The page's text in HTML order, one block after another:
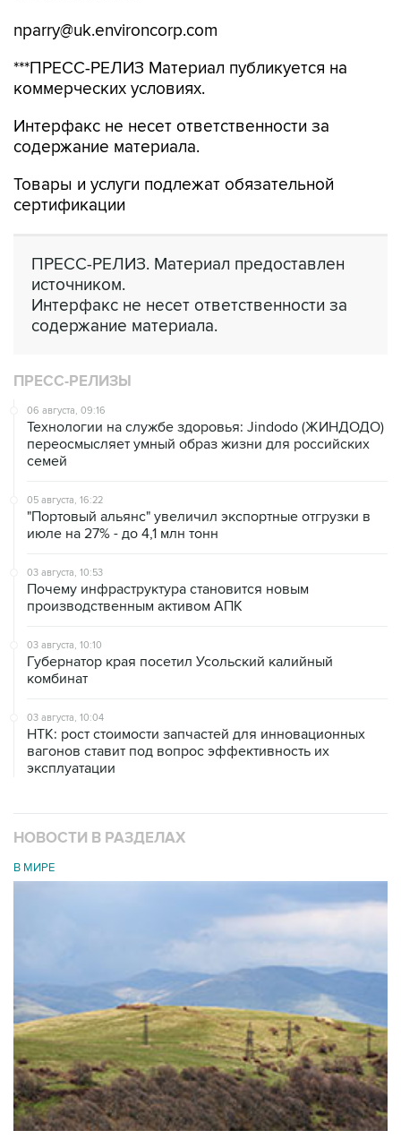
nparry@uk.environcorp.com
***ПРЕСС-РЕЛИЗ Материал публикуется на
коммерческих условиях.
Интерфакс не несет ответственности за
содержание материала.
Товары и услуги подлежат обязательной
сертификации
ПРЕСС-РЕЛИЗ. Материал предоставлен
источником.
Интерфакс не несет ответственности за
содержание материала.
ПРЕСС-РЕЛИЗЫ
06 августа, 09:16
Технологии на службе здоровья: Jindodo (ЖИНДОДО)
переосмысляет умный образ жизни для российских
семей
05 августа, 16:22
"Портовый альянс" увеличил экспортные отгрузки в
июле на 27% - до 4,1 млн тонн
03 августа, 10:53
Почему инфраструктура становится новым
производственным активом АПК
03 августа, 10:10
Губернатор края посетил Усольский калийный
комбинат
03 августа, 10:04
НТК: рост стоимости запчастей для инновационных
вагонов ставит под вопрос эффективность их
эксплуатации
НОВОСТИ В РАЗДЕЛАХ
В МИРЕ